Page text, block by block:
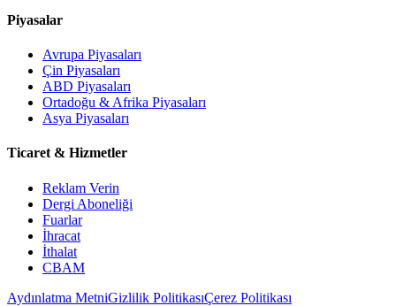
Piyasalar
Avrupa Piyasaları
Çin Piyasaları
ABD Piyasaları
Ortadoğu & Afrika Piyasaları
Asya Piyasaları
Ticaret & Hizmetler
Reklam Verin
Dergi Aboneliği
Fuarlar
İhracat
İthalat
CBAM
Aydınlatma MetniGizlilik PolitikasıÇerez Politikası